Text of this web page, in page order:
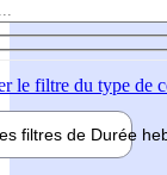
le filtre du type de
filtres de Durée